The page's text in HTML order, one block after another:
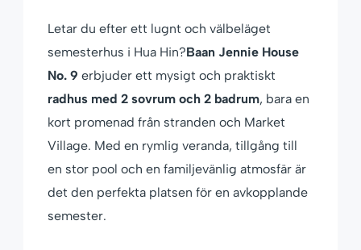
Letar du efter ett lugnt och välbeläget
semesterhus i Hua Hin?Baan Jennie House
No. 9 erbjuder ett mysigt och praktiskt
radhus med 2 sovrum och 2 badrum, bara en
kort promenad från stranden och Market
Village. Med en rymlig veranda, tillgång till
en stor pool och en familjevänlig atmosfär är
det den perfekta platsen för en avkopplande
semester.